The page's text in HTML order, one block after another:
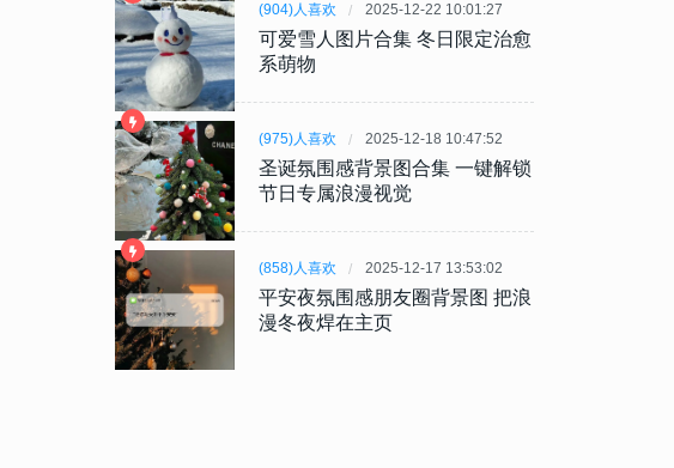
(904)人喜欢 2025-12-22 10:01:27
可爱雪人图片合集 冬日限定治愈
系萌物
(975)人喜欢 2025-12-18 10:47:52
圣诞氛围感背景图合集 一键解锁
节日专属浪漫视觉
(858)人喜欢 2025-12-17 13:53:02
平安夜氛围感朋友圈背景图 把浪
漫冬夜焊在主页